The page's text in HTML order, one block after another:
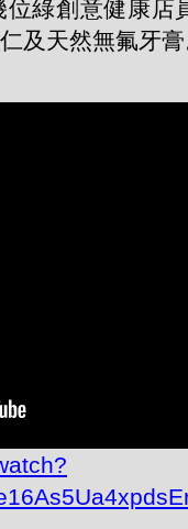
位綠創意健康
及天然無氟牙